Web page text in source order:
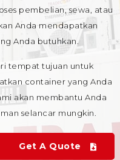
pembelian, sewa, atau
Anda mendapatkan
Anda butuhkan.
tempat tujuan untuk
container yang Anda
akan membantu Anda
selancar mungkin.
Get A Quote